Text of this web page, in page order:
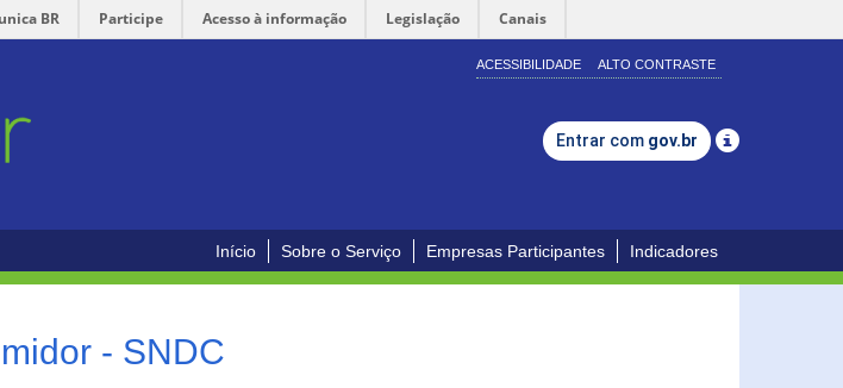
BR Participe Acesso à informação Legislação Canais
ACESSIBILIDADE ALTO CONTRASTE
Entrar com gov.br
Início Sobre o Serviço Empresas Participantes Indicadores
- SNDC